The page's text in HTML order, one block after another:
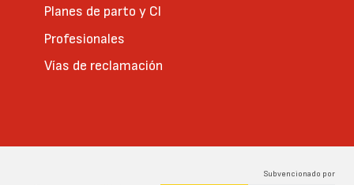
Planes de parto y CI
Profesionales
Vías de reclamación
Subvencionado por